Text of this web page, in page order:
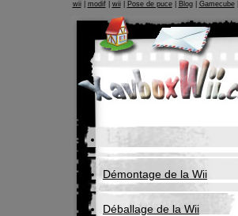
wii| modif| wii| Pose de puce| Blog| Gamecube|
Démontage de la Wii
Déballage de la Wii